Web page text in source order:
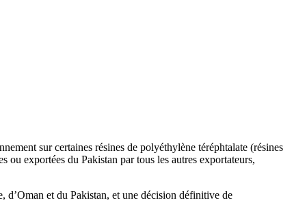
sur certaines résines de polyéthylène téréphtalate (résines
ou exportées du Pakistan par tous les autres exportateurs,
d’Oman et du Pakistan, et une décision définitive de